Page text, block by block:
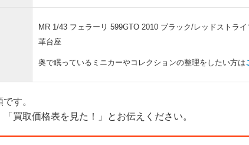
MR 1/43 フェラーリ 599GTO 2010 ブラック/レッドストラ
革台座
奥で眠っているミニカーやコレクションの整理をしたい方は
す。
買取価格表を見た！」とお伝えください。